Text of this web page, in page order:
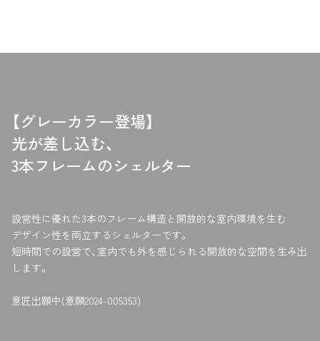
す
る
ェ
す
る
【グレーカラー登場】
光が差し込む、
3本フレームのシェルター
設営性に優れた3本のフレーム構造と開放的な室内環境を生む
デザイン性を両立するシェルターです。
短時間での設営で、室内でも外を感じられる開放的な空間を生み出
します。
意匠出願中(意願2024-005353)